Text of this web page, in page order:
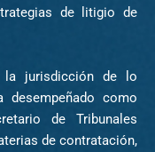
de litigio de
la jurisdicción de lo
como
de Tribunales
de contratación,